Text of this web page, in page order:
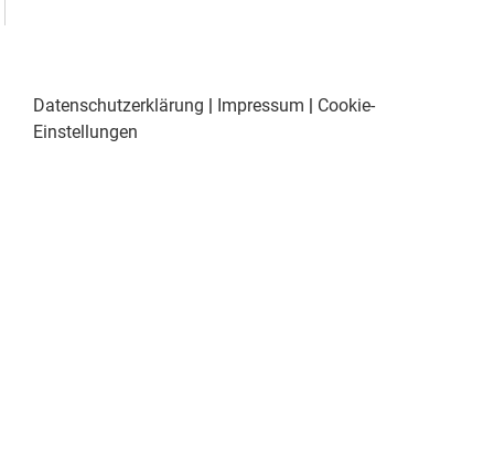
Datenschutzerklärung | Impressum | Cookie-
Einstellungen